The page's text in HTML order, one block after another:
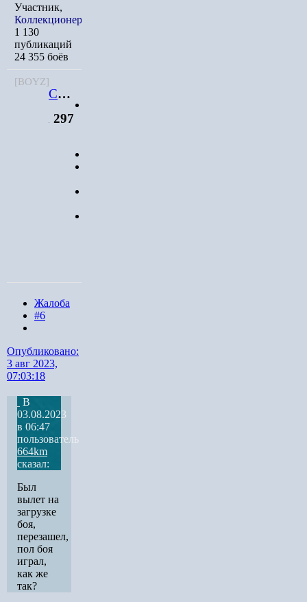
Участник,
Коллекционер
1 130
публикаций
24 355 боёв
[BOYZ]
CrabCracker
1 297
Жалоба
#6
Опубликовано:
3 авг 2023,
07:03:18
В
03.08.2023
в 06:47
пользователь
664km
сказал:
Был
вылет на
загрузке
боя,
перезашел,
пол боя
играл,
как же
так?